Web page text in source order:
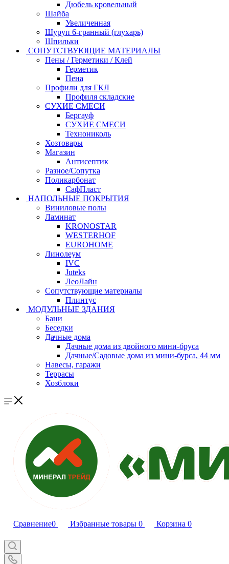
Дюбель кровельный
Шайба
Увеличенная
Шуруп 6-гранный (глухарь)
Шпильки
СОПУТСТВУЮЩИЕ МАТЕРИАЛЫ
Пены / Герметики / Клей
Герметик
Пена
Профили для ГКЛ
Профиля складские
СУХИЕ СМЕСИ
Бергауф
СУХИЕ СМЕСИ
Технониколь
Хозтовары
Магазин
Антисептик
Разное/Сопутка
Поликарбонат
СафПласт
НАПОЛЬНЫЕ ПОКРЫТИЯ
Виниловые полы
Ламинат
KRONOSTAR
WESTERHOF
EUROHOME
Линолеум
IVC
Juteks
ЛеоЛайн
Сопутствующие материалы
Плинтус
МОДУЛЬНЫЕ ЗДАНИЯ
Бани
Беседки
Дачные дома
Дачные дома из двойного мини-бруса
Дачные/Садовые дома из мини-бурса, 44 мм
Навесы, гаражи
Террасы
Хозблоки
Сравнение0 Избранные товары 0 Корзина 0